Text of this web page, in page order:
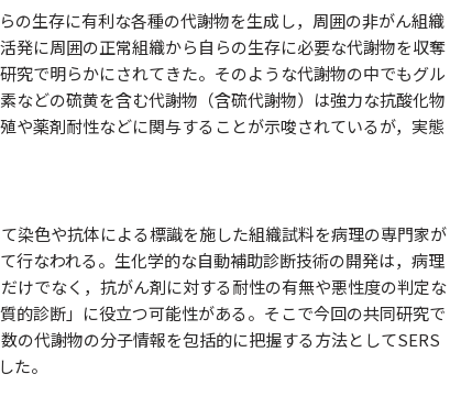
の生存に有利な各種の代謝物を生成し，周囲の非がん組織
発に周囲の正常組織から自らの生存に必要な代謝物を収奪
究で明らかにされてきた。そのような代謝物の中でもグル
などの硫黄を含む代謝物（含硫代謝物）は強力な抗酸化物
や薬剤耐性などに関与することが示唆されているが，実態
染色や抗体による標識を施した組織試料を病理の専門家が
行なわれる。生化学的な自動補助診断技術の開発は，病理
けでなく，抗がん剤に対する耐性の有無や悪性度の判定な
的診断」に役立つ可能性がある。そこで今回の共同研究で
の代謝物の分子情報を包括的に把握する方法としてSERS
た。